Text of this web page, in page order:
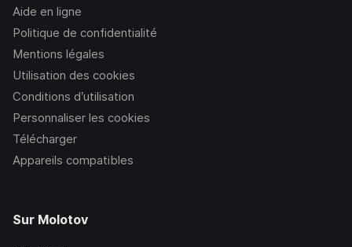
Aide en ligne
Politique de confidentialité
Mentions légales
Utilisation des cookies
Conditions d’utilisation
Personnaliser les cookies
Télécharger
Appareils compatibles
Sur Molotov